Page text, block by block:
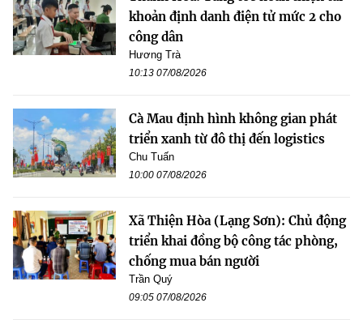
khoản định danh điện tử mức 2 cho
công dân
Hương Trà
10:13 07/08/2026
Cà Mau định hình không gian phát
triển xanh từ đô thị đến logistics
Chu Tuấn
10:00 07/08/2026
Xã Thiện Hòa (Lạng Sơn): Chủ động
triển khai đồng bộ công tác phòng,
chống mua bán người
Trần Quý
09:05 07/08/2026